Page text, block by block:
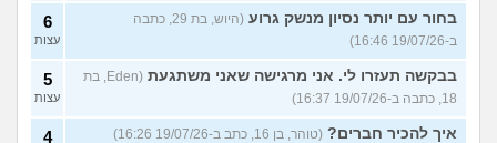
בחור עם יותר נסיון מנשק גרוע
(היוש, בת 29, כתבה
ב-19/07/26 16:46)
6
עצות
בבקשה תעזרו לי. אני מרגישה שאני משתגעת
(Eden, בת
18, כתבה ב-19/07/26 16:37)
5
עצות
איך להכיר חברים? (טוהר, בן 16, כתב ב-19/07/26 16:26) 4